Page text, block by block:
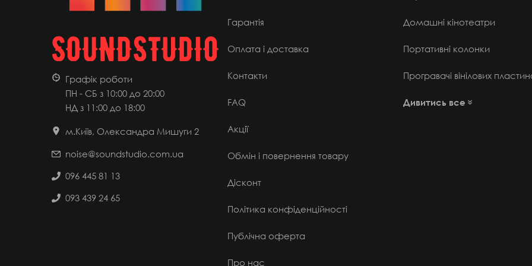
Графік роботи
ПН - СБ з 10:00 до 20:00
НД з 11:00 до 18:00
м.Київ, Олександра Мишуги 2
noise@soundstudio.com.ua
096 445 81 13
093 439 24 65
Гарантія
Оплата і доставка
Контакти
FAQ
Акції
Обмін і повернення товару
Дісконт
Політика конфіденційності
Публічна оферта
Про нас
Домашні кінотеатри
Портативні колонки
Програвачі вінілових
Дивитись все